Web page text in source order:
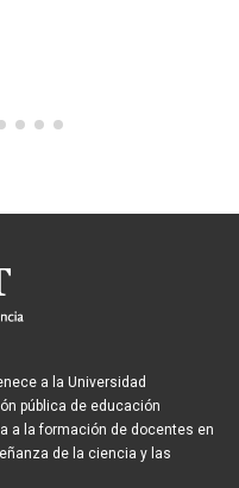
a la Universidad
pública de educación
a la formación de docentes en
de la ciencia y las